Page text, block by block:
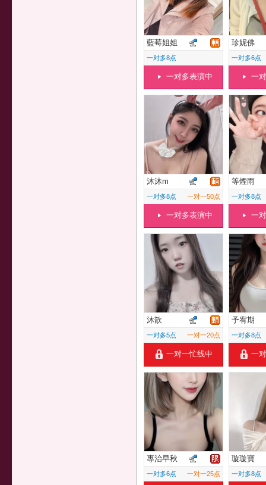
藍莓姐姐
一对多8点
一对多表演中
珍妮佛
一对多6点
一
沐沐m
一对多8点 一对一50点
一对多表演中
等煙雨
一对多8点
一
沐歆
一对多5点 一对一20点
一对一忙线中
予宥期
一对多8点
一
專治早秋
一对多6点 一对一25点
璇璇寶
一对多8点